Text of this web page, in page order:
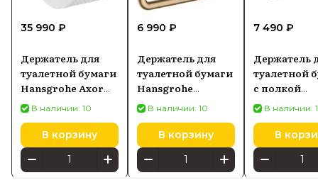
35 990 ₽
Держатель для
туалетной бумаги
Hansgrohe Axor
Universal
брашированный
никель 42836820
В наличии: 10
В корзину
6 990 ₽
Держатель для
туалетной бумаги
Hansgrohe
Addstoris без
крышки, бронза
41771140
В наличии: 10
В корзину
7 490 ₽
Держатель
туалетной
с полкой
Hansgrohe
Addstoris,
матовый
В наличии:
В